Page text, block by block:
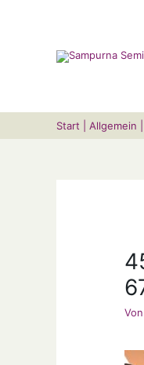
Start Allgemein
Von